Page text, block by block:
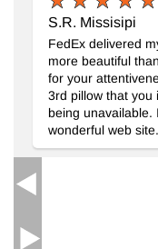
S.R. Missisipi
FedEx delivered
more beautiful
for your
3rd pillow that you
being
wonderful web site.